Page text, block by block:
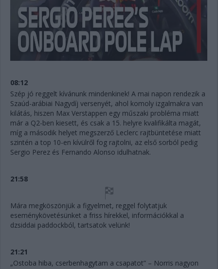
08:12
Szép jó reggelt kívánunk mindenkinek! A mai napon rendezik a
Szaúd-arábiai Nagydíj versenyét, ahol komoly izgalmakra van
kilátás, hiszen Max Verstappen egy műszaki probléma miatt
már a Q2-ben kiesett, és csak a 15. helyre kvalifikálta magát,
míg a második helyet megszerző Leclerc rajtbüntetése miatt
szintén a top 10-en kívülről fog rajtolni, az első sorból pedig
Sergio Perez és Fernando Alonso idulhatnak.
21:58
Mára megköszönjük a figyelmet, reggel folytatjuk
eseménykövetésünket a friss hírekkel, információkkal a
dzsiddai paddockból, tartsatok velünk!
21:21
„Ostoba hiba, cserbenhagytam a csapatot” – Norris nagyon